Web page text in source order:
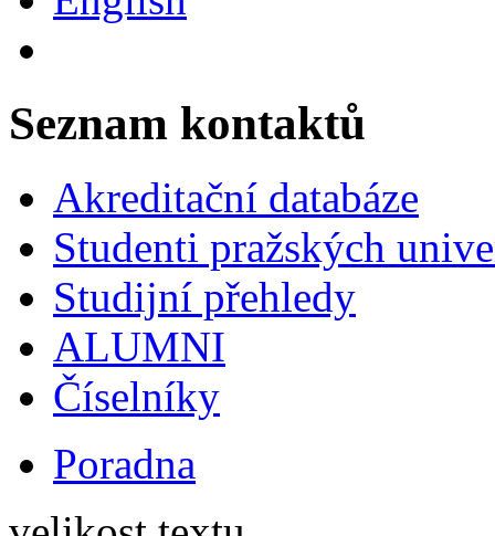
Seznam kontaktů
Akreditační databáze
Studenti pražských
Studijní přehledy
ALUMNI
Číselníky
Poradna